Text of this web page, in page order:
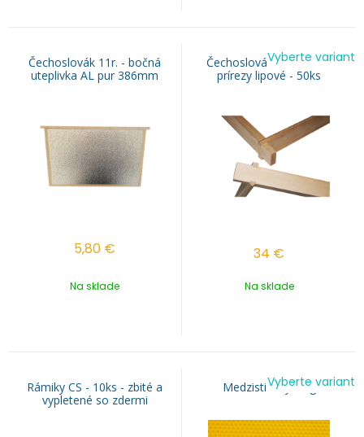
Čechoslovák 11r. - bočná
uteplivka AL pur 386mm
5,80 €
Na sklade
Čechoslovák - rámikové
prírezy lipové - 50ks
34 €
Vyberte variant
Na sklade
Rámiky CS - 10ks - zbité a
vypletené so zdermi
Medzistienky 1 kgVyberte variant